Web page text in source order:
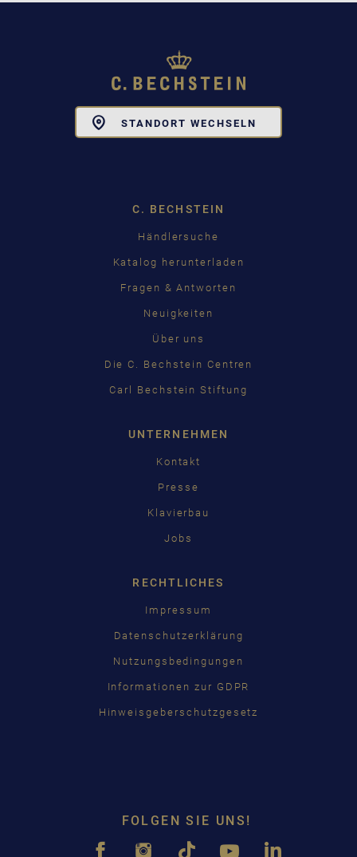
STANDORT WECHSELN
C. BECHSTEIN
Händlersuche
Katalog herunterladen
Fragen & Antworten
Neuigkeiten
Über uns
Die C. Bechstein Centren
Carl Bechstein Stiftung
UNTERNEHMEN
Kontakt
Presse
Klavierbau
Jobs
RECHTLICHES
Impressum
Datenschutzerklärung
Nutzungsbedingungen
Informationen zur GDPR
Hinweisgeberschutzgesetz
FOLGEN SIE UNS!